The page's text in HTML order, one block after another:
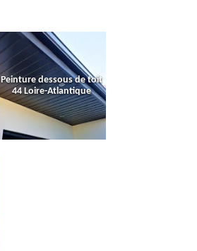
Peinture dessous de toit
44 Loire-Atlantique